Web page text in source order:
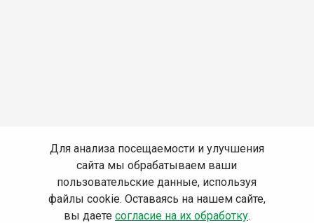
Для анализа посещаемости и улучшения
сайта мы обрабатываем ваши
пользовательские данные, используя
файлы cookie. Оставаясь на нашем сайте,
вы даете согласие на их обработку.